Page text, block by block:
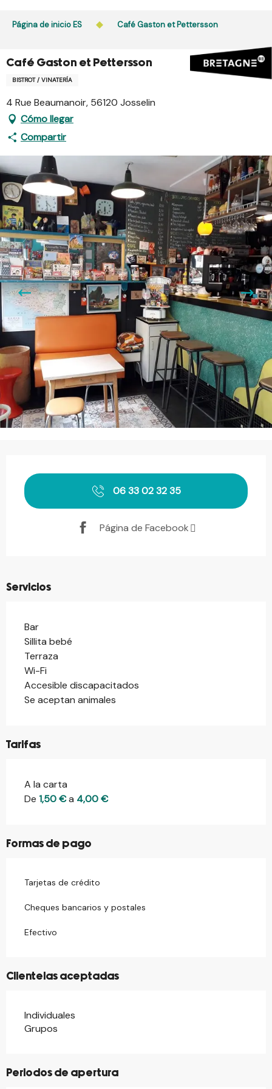
Página de inicio ES Café Gaston et Pettersson
Café Gaston et Pettersson
BISTROT / VINATERÍA
4 Rue Beaumanoir, 56120 Josselin
Cómo llegar
Compartir
06 33 02 32 35
Página de Facebook
Servicios
Bar
Sillita bebé
Terraza
Wi-Fi
Accesible discapacitados
Se aceptan animales
Tarifas
Tarifas 2026
A la carta
De 1,50 €a 4,00 €
Formas de pago
Tarjetas de crédito
Cheques bancarios y postales
Efectivo
Clientelas aceptadas
Individuales
Grupos
Periodos de apertura